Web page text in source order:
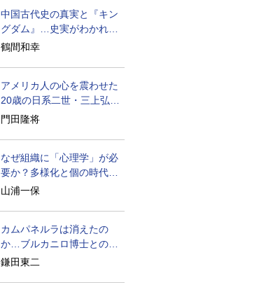
中国古代史の真実と『キン
グダム』…史実がわかれば
物語はもっと面白い
鶴間和幸
アメリカ人の心を震わせた
20歳の日系二世・三上弘文
の翻訳
門田隆将
なぜ組織に「心理学」が必
要か？多様化と個の時代の
処方箋
山浦一保
カムパネルラは消えたの
か…ブルカニロ博士との対
話の意味
鎌田東二